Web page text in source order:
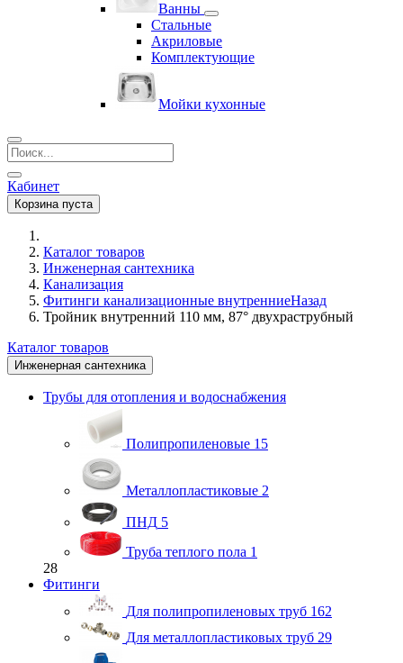
Ванны
Стальные
Акриловые
Комплектующие
Мойки кухонные
Кабинет
Корзина пуста
Каталог товаров
Инженерная сантехника
Канализация
Фитинги канализационные внутренниеНазад
Тройник внутренний 110 мм, 87° двухраструбный
Каталог товаров
Инженерная сантехника
Трубы для отопления и водоснабжения
Полипропиленовые 15
Металлопластиковые 2
ПНД 5
Труба теплого пола 1
28
Фитинги
Для полипропиленовых труб 162
Для металлопластиковых труб 29